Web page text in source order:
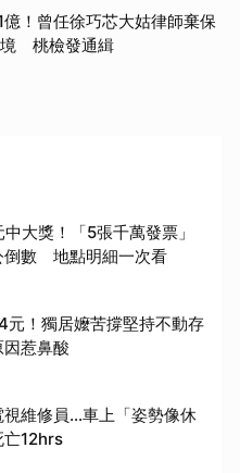
億！曾任徐巧芯大姑律師棄保
桃檢發通緝
大獎！「5張千萬發票」
倒數 地點明細一次看
元！獨居嬤苦撐堅持不動存
惹鼻酸
視維修員…車上「姿勢像休
亡12hrs